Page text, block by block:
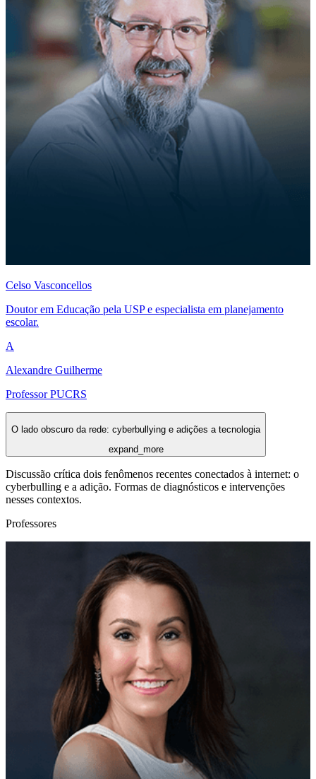
Celso Vasconcellos
Doutor em Educação pela USP e especialista em planejamento
escolar.
A
Alexandre Guilherme
Professor PUCRS
O lado obscuro da rede: cyberbullying e adições a tecnologia
expand_more
Discussão crítica dois fenômenos recentes conectados à internet: o
cyberbulling e a adição. Formas de diagnósticos e intervenções
nesses contextos.
Professores